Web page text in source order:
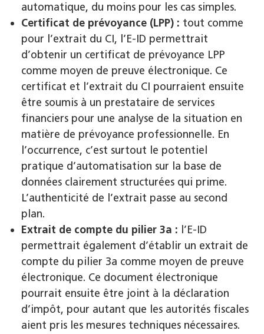
automatique, du moins pour les cas simples.
Certificat de prévoyance (LPP) : tout comme
pour l’extrait du CI, l’E-ID permettrait
d’obtenir un certificat de prévoyance LPP
comme moyen de preuve électronique. Ce
certificat et l’extrait du CI pourraient ensuite
être soumis à un prestataire de services
financiers pour une analyse de la situation en
matière de prévoyance professionnelle. En
l’occurrence, c’est surtout le potentiel
pratique d’automatisation sur la base de
données clairement structurées qui prime.
L’authenticité de l’extrait passe au second
plan.
Extrait de compte du pilier 3a : l’E-ID
permettrait également d’établir un extrait de
compte du pilier 3a comme moyen de preuve
électronique. Ce document électronique
pourrait ensuite être joint à la déclaration
d’impôt, pour autant que les autorités fiscales
aient pris les mesures techniques nécessaires.